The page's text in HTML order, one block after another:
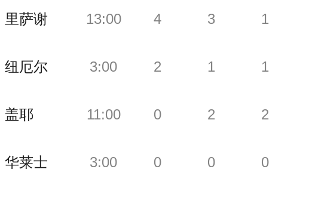
里萨谢
纽厄尔
盖耶
华莱士
13:00
3:00
11:00
3:00
4
2
0
0
3
1
2
0
1
1
2
0